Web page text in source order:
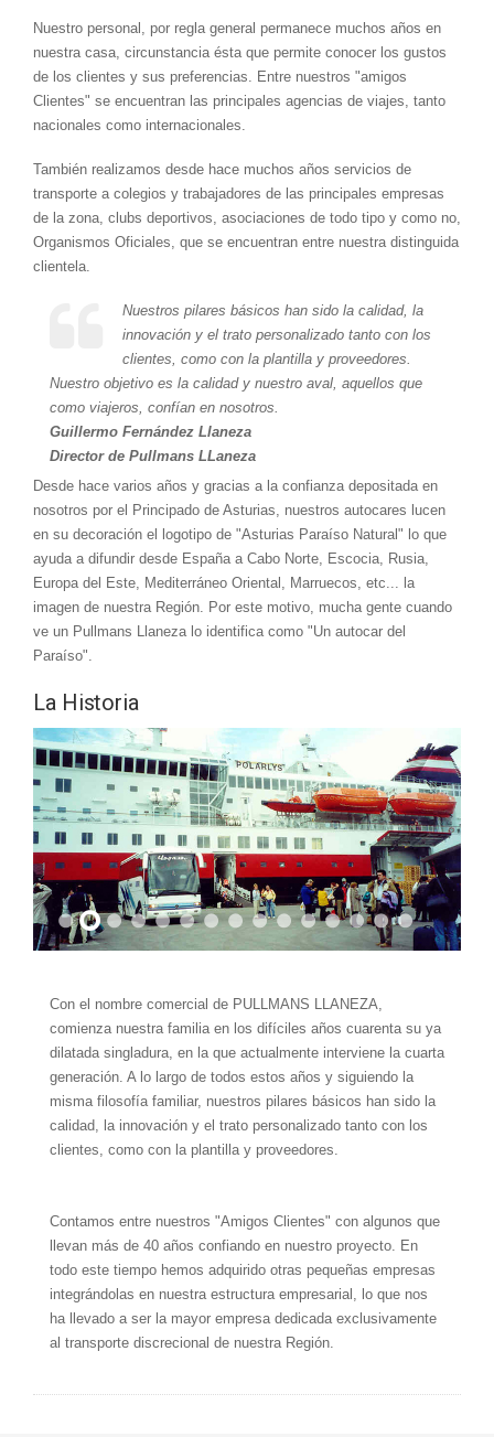
Nuestro personal, por regla general permanece muchos años en
nuestra casa, circunstancia ésta que permite conocer los gustos
de los clientes y sus preferencias. Entre nuestros "amigos
Clientes" se encuentran las principales agencias de viajes, tanto
nacionales como internacionales.
También realizamos desde hace muchos años servicios de
transporte a colegios y trabajadores de las principales empresas
de la zona, clubs deportivos, asociaciones de todo tipo y como no,
Organismos Oficiales, que se encuentran entre nuestra distinguida
clientela.
Nuestros pilares básicos han sido la calidad, la
innovación y el trato personalizado tanto con los
clientes, como con la plantilla y proveedores.
Nuestro objetivo es la calidad y nuestro aval, aquellos que
como viajeros, confían en nosotros.
Guillermo Fernández Llaneza
Director de Pullmans LLaneza
Desde hace varios años y gracias a la confianza depositada en
nosotros por el Principado de Asturias, nuestros autocares lucen
en su decoración el logotipo de "Asturias Paraíso Natural" lo que
ayuda a difundir desde España a Cabo Norte, Escocia, Rusia,
Europa del Este, Mediterráneo Oriental, Marruecos, etc... la
imagen de nuestra Región. Por este motivo, mucha gente cuando
ve un Pullmans Llaneza lo identifica como "Un autocar del
Paraíso".
La Historia
Con el nombre comercial de PULLMANS LLANEZA,
comienza nuestra familia en los difíciles años cuarenta su ya
dilatada singladura, en la que actualmente interviene la cuarta
generación. A lo largo de todos estos años y siguiendo la
misma filosofía familiar, nuestros pilares básicos han sido la
calidad, la innovación y el trato personalizado tanto con los
clientes, como con la plantilla y proveedores.
Contamos entre nuestros "Amigos Clientes" con algunos que
llevan más de 40 años confiando en nuestro proyecto. En
todo este tiempo hemos adquirido otras pequeñas empresas
integrándolas en nuestra estructura empresarial, lo que nos
ha llevado a ser la mayor empresa dedicada exclusivamente
al transporte discrecional de nuestra Región.